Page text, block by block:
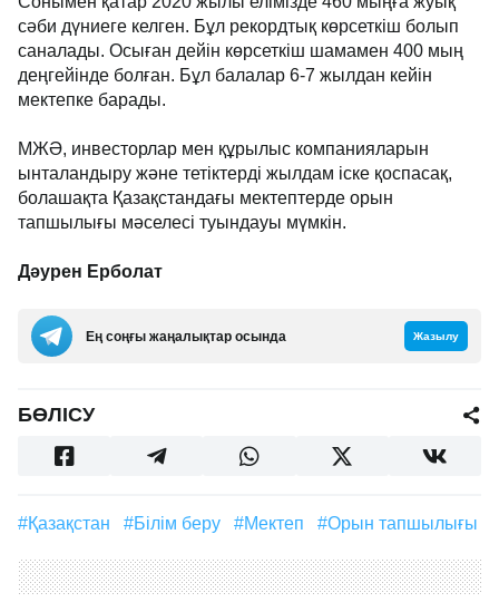
сәби дүниеге келген. Бұл рекордтық көрсеткіш болып
саналады. Осыған дейін көрсеткіш шамамен 400 мың
деңгейінде болған. Бұл балалар 6-7 жылдан кейін
мектепке барады.
МЖӘ, инвесторлар мен құрылыс компанияларын
ынталандыру және тетіктерді жылдам іске қоспасақ,
болашақта Қазақстандағы мектептерде орын
тапшылығы мәселесі туындауы мүмкін.
Дәурен Ерболат
Ең соңғы жаңалықтар осында Жазылу
БӨЛІСУ
#Қазақстан #білім беру #мектеп #орын тапшылығы